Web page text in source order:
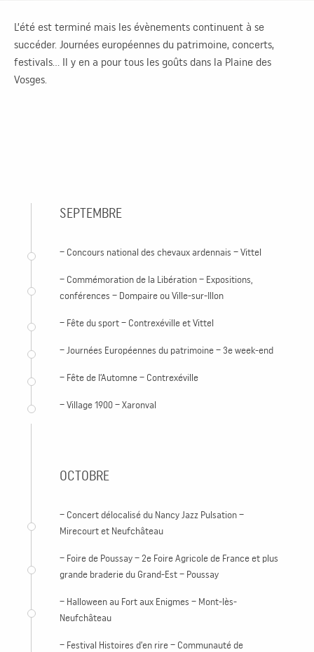
L’été est terminé mais les évènements continuent à se
succéder. Journées européennes du patrimoine, concerts,
festivals… Il y en a pour tous les goûts dans la Plaine des
Vosges.
SEPTEMBRE
– Concours national des chevaux ardennais – Vittel
– Commémoration de la Libération – Expositions,
conférences – Dompaire ou Ville-sur-Illon
– Fête du sport – Contrexéville et Vittel
– Journées Européennes du patrimoine – 3e week-end
– Fête de l’Automne – Contrexéville
– Village 1900 – Xaronval
OCTOBRE
– Concert délocalisé du Nancy Jazz Pulsation –
Mirecourt et Neufchâteau
– Foire de Poussay – 2e Foire Agricole de France et plus
grande braderie du Grand-Est – Poussay
– Halloween au Fort aux Enigmes – Mont-lès-
Neufchâteau
– Festival Histoires d’en rire – Communauté de